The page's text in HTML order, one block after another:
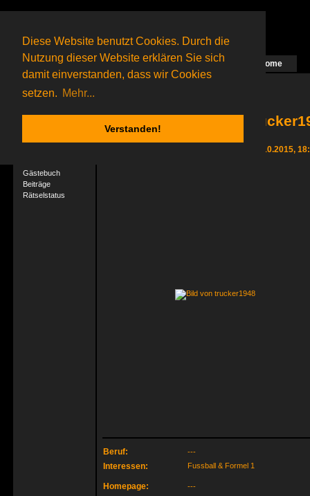
Diese Website benutzt Cookies. Durch die
Nutzung dieser Website erklären Sie sich
damit einverstanden, dass wir Cookies
setzen. Mehr...
Verstanden!
Das nächste Rätsel ist in Arbeit Home
56 Gagolganeronline(0 registrierte und 56 Gäste)
Gagolganer:
9732Rätsel online:
Gästebuch
Beiträge
Rätselstatus
Letzter Login 26.10.2015,
Beruf: ---
Interessen: Fussball & Formel 1
Homepage: ---